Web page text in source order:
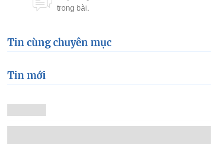
Tin cùng chuyên mục
Tin mới